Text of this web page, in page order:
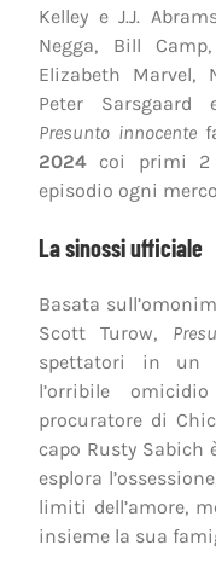
Kelley e J.J.
Negga, Bill
Elizabeth Marvel,
Peter Sarsgaard
Presunto innocente
2024 coi primi 2
episodio ogni
La sinossi ufficiale
Basata
Scott Turow,
spettatori in un
l’orribile
procuratore di
capo Rusty Sabich
esplora
limiti dell’amore,
insieme la sua